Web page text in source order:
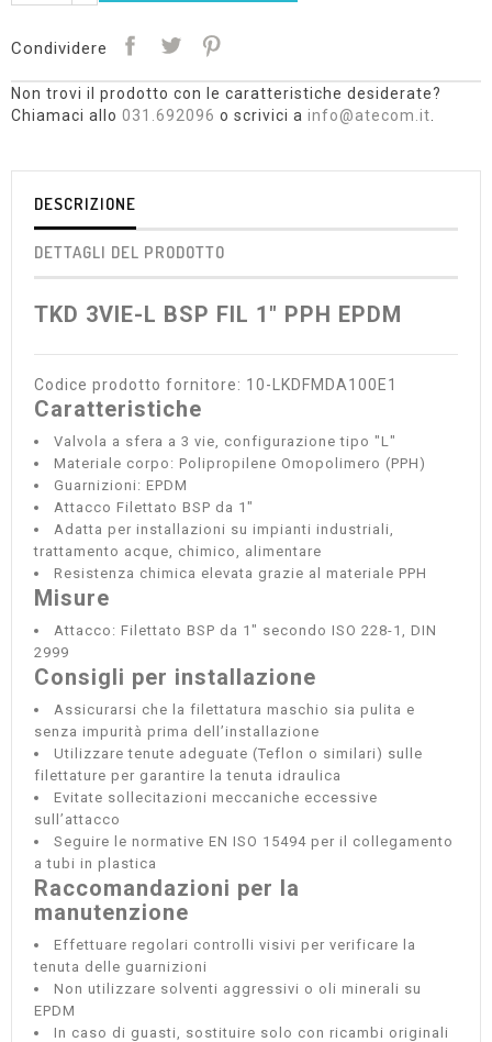
Condividere
Non trovi il prodotto con le caratteristiche desiderate?
Chiamaci allo 031.692096 o scrivici a info@atecom.it
DESCRIZIONE
DETTAGLI DEL PRODOTTO
TKD 3VIE-L BSP FIL 1" PPH EPDM
Codice prodotto fornitore: 10-LKDFMDA100E1
Caratteristiche
Valvola a sfera a 3 vie, configurazione tipo "L"
Materiale corpo: Polipropilene Omopolimero (PPH)
Guarnizioni: EPDM
Attacco Filettato BSP da 1"
Adatta per installazioni su impianti industriali,
trattamento acque, chimico, alimentare
Resistenza chimica elevata grazie al materiale PPH
Misure
Attacco: Filettato BSP da 1" secondo ISO 228-1, DIN
2999
Consigli per installazione
Assicurarsi che la filettatura maschio sia pulita e
senza impurità prima dell’installazione
Utilizzare tenute adeguate (Teflon o similari) sulle
filettature per garantire la tenuta idraulica
Evitate sollecitazioni meccaniche eccessive
sull’attacco
Seguire le normative EN ISO 15494 per il collegamento
a tubi in plastica
Raccomandazioni per la
manutenzione
Effettuare regolari controlli visivi per verificare la
tenuta delle guarnizioni
Non utilizzare solventi aggressivi o oli minerali su
EPDM
In caso di guasti, sostituire solo con ricambi originali